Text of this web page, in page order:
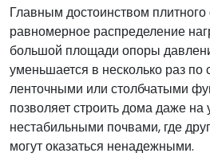
Главным достоинством
равномерное распределение
большой площади опоры
уменьшается в несколько раз по
ленточными или столбчатыми
позволяет строить дома даже на
нестабильными почвами, где
могут оказаться ненадежными.